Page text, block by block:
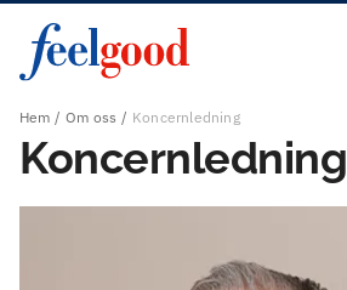
Hem Om oss Koncernledning
Koncernledning